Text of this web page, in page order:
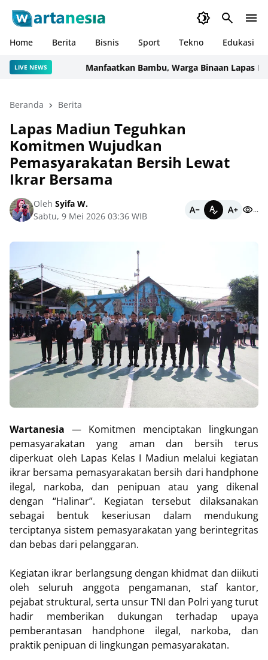
Home Berita Bisnis Sport Tekno Edukasi
LIVE NEWS Manfaatkan Bambu, Warga Binaan Lapas
Beranda Berita
Lapas Madiun Teguhkan
Komitmen Wujudkan
Pemasyarakatan Bersih Lewat
Ikrar Bersama
Oleh Syifa W.
Sabtu, 9 Mei 2026 03:36 WIB
...
Wartanesia — Komitmen menciptakan lingkungan
pemasyarakatan yang aman dan bersih terus
diperkuat oleh Lapas Kelas I Madiun melalui kegiatan
ikrar bersama pemasyarakatan bersih dari handphone
ilegal, narkoba, dan penipuan atau yang dikenal
dengan “Halinar”. Kegiatan tersebut dilaksanakan
sebagai bentuk keseriusan dalam mendukung
terciptanya sistem pemasyarakatan yang berintegritas
dan bebas dari pelanggaran.
Kegiatan ikrar berlangsung dengan khidmat dan diikuti
oleh seluruh anggota pengamanan, staf kantor,
pejabat struktural, serta unsur TNI dan Polri yang turut
hadir memberikan dukungan terhadap upaya
pemberantasan handphone ilegal, narkoba, dan
praktik penipuan di lingkungan pemasyarakatan.